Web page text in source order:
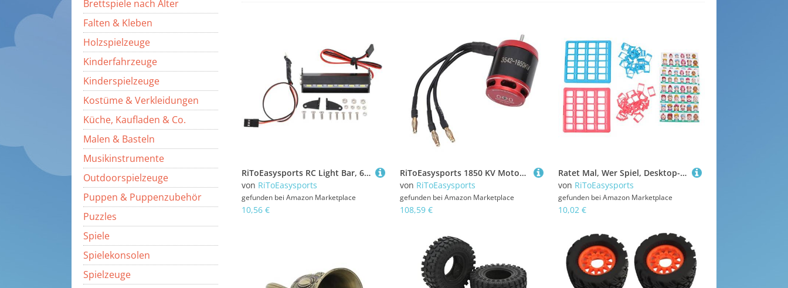
Brettspiele nach Alter
Falten & Kleben
Holzspielzeuge
Kinderfahrzeuge
Kinderspielzeuge
Kostüme & Verkleidungen
Küche, Kaufladen & Co.
Malen & Basteln
Musikinstrumente
Outdoorspielzeuge
Puppen & Puppenzubehör
Puzzles
Spiele
Spielekonsolen
Spielzeuge
RiToEasysports RC Light Bar, 6 LED -Aluminium -Legierungs -Dachlampe Weiße Lichtbedienung Crawler -Zubehör für Scx10 D90 HPI RC -Autos
von RiToEasysports
gefunden bei Amazon Marketplace
10,56 €
RiToEasysports 1850 KV Motor RC Motor ESC Combo -Set, Schnelle Geschwindigkeitsregelung, Easy Setup für Axial SCX10, Glatte Startups, mit Einstellbarer BEC -Unterstützung, Kompatibel mit RC Auto
von RiToEasysports
gefunden bei Amazon Marketplace
108,59 €
Ratet Mal, Wer Spiel, Desktop-Bildungslogik, Argumentation, Kinder, Puzzle, Spielzeug, Eltern-Kind-Brettspiel(Rot und Blau)
von RiToEasysports
gefunden bei Amazon Marketplace
10,02 €